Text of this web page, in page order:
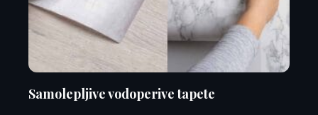
Samolepljive vodoperive tapete